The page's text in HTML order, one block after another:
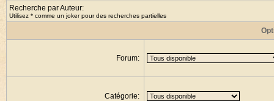
Recherche par Auteur:
Utilisez * comme un joker pour des recherches partielles
Forum:
Catégorie: